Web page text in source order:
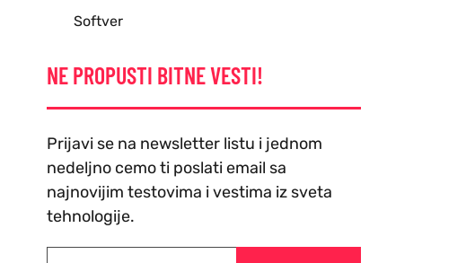
Softver
NE PROPUSTI BITNE VESTI!
Prijavi se na newsletter listu i jednom
nedeljno cemo ti poslati email sa
najnovijim testovima i vestima iz sveta
tehnologije.